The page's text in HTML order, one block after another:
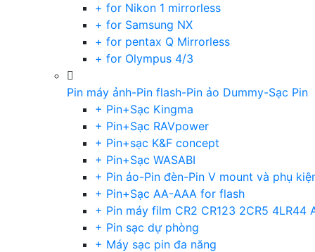
+ for Nikon 1 mirrorless
+ for Samsung NX
+ for pentax Q Mirrorless
+ for Olympus 4/3
Pin máy ảnh-Pin flash-Pin ảo Dummy-Sạc Pin
+ Pin+Sạc Kingma
+ Pin+Sạc RAVpower
+ Pin+sạc K&F concept
+ Pin+Sạc WASABI
+ Pin ảo-Pin đèn-Pin V mount và phụ
+ Pin+Sạc AA-AAA for flash
+ Pin máy film CR2 CR123 2CR5 4LR44
+ Pin sạc dự phòng
+ Máy sạc pin đa năng